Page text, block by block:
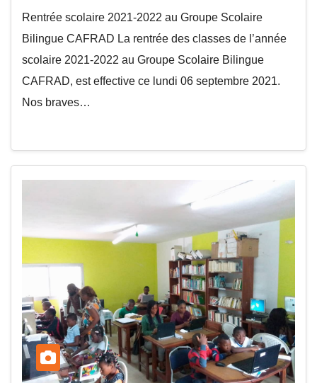
Rentrée scolaire 2021-2022 au Groupe Scolaire
Bilingue CAFRAD La rentrée des classes de l’année
scolaire 2021-2022 au Groupe Scolaire Bilingue
CAFRAD, est effective ce lundi 06 septembre 2021.
Nos braves…